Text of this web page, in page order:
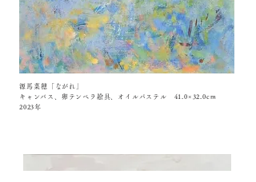
源馬菜穂「ながれ」
キャンバス、卵テンペラ絵具、オイルパステル 41.0×32.0cm
​2023年